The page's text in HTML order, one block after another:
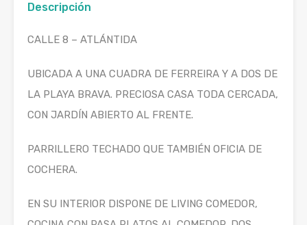
Descripción
CALLE 8 – ATLÁNTIDA
UBICADA A UNA CUADRA DE FERREIRA Y A DOS DE
LA PLAYA BRAVA. PRECIOSA CASA TODA CERCADA,
CON JARDÍN ABIERTO AL FRENTE.
PARRILLERO TECHADO QUE TAMBIÉN OFICIA DE
COCHERA.
EN SU INTERIOR DISPONE DE LIVING COMEDOR,